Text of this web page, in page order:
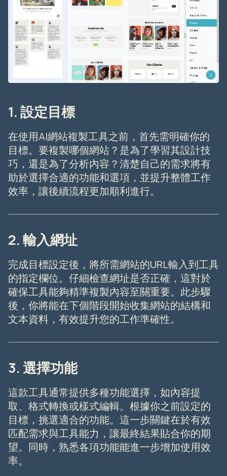
1. 設定目標
在使用AI網站複製工具之前，首先需明確你的
目標。要複製哪個網站？是為了學習其設計技
巧，還是為了分析內容？清楚自己的需求將有
助於選擇合適的功能和選項，並提升整體工作
效率，讓後續流程更加順利進行。
2. 輸入網址
完成目標設定後，將所需網站的URL輸入到工具
的指定欄位。仔細檢查網址是否正確，這對於
確保工具能夠精準複製內容至關重要。此步驟
後，你將能在下個階段開始收集網站的結構和
文本資料，有效提升您的工作準確性。
3. 選擇功能
這款工具通常提供多種功能選擇，如內容提
取、格式轉換或樣式編輯。根據你之前設定的
目標，挑選適合的功能。這一步關鍵在於有效
匹配需求與工具能力，讓最終結果貼合你的期
望。同時，熟悉各項功能能進一步增加使用效
率。